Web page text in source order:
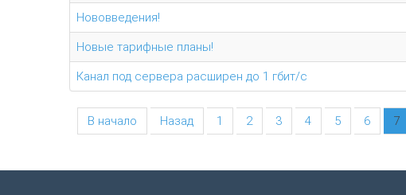
Нововведения!
Новые тарифные планы!
Канал под сервера расширен до 1 гбит/с
В начало Назад 1 2 3 4 5 6 7